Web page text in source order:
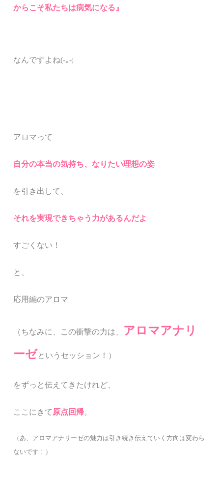
からこそ私たちは病気になる』
なんですよね(-｡-;
アロマって
自分の本当の気持ち、なりたい理想の姿
を引き出して、
それを実現できちゃう力があるんだよ
すごくない！
と、
応用編のアロマ
（ちなみに、この衝撃の力は、 アロマアナリ
ーゼというセッション！）
をずっと伝えてきたけれど、
ここにきて原点回帰。
（あ、アロマアナリーゼの魅力は引き続き伝えていく方向は変わら
ないです！）